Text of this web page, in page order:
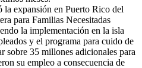
expansión en Puerto Rico del
para Familias Necesitadas
la implementación en la isla
y el programa para cuido de
sobre 35 millones adicionales para
su empleo a consecuencia de